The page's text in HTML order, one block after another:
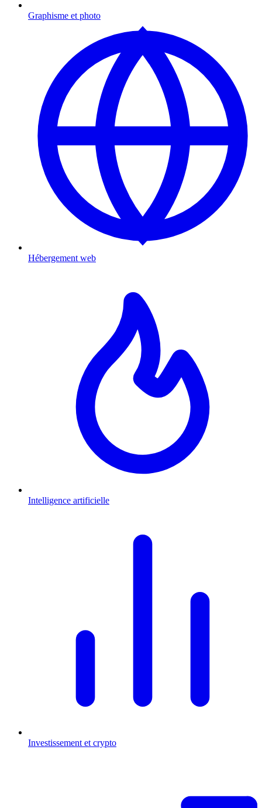
Graphisme et photo
Hébergement web
Intelligence artificielle
Investissement et crypto